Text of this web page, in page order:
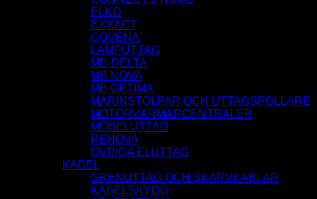
ELKO
EXXACT
GOVENA
LAMPUTTAG
MB-DELTA
MB NOVA
MB OPTIMA
MARINSTOLPAR OCH UTTAGSPOLLARE
MOTORVÄRMARCENTRALER
MÖBELUTTAG
RENOVA
ÖVRIGA ELUTTAG
KABEL
GRENUTTAG OCH SKARVKABLAR
KABELSKYDD